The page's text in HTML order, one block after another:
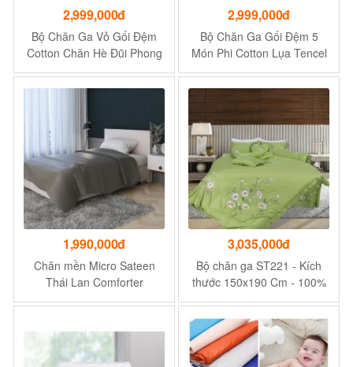
2,999,000đ
Bộ Chăn Ga Vỏ Gối Đệm
Cotton Chăn Hè Đũi Phong
Cách Hàn Quốc Bộ Drap
Giường Cotton Cao Cấp
2,999,000đ
Bộ Chăn Ga Gối Đệm 5
Món Phi Cotton Lụa Tencel
Dream City Cao Cấp Chuẩn
Khách Sạn 5 Sao Bộ Drap
Ra Ga Nệm Trải Giường
1,990,000đ
Chăn mền Micro Sateen
Thái Lan Comforter
228x254cm Xám
3,035,000đ
Bộ chăn ga ST221 - Kích
thước 150x190 Cm - 100%
Chất liệu Cotton satin